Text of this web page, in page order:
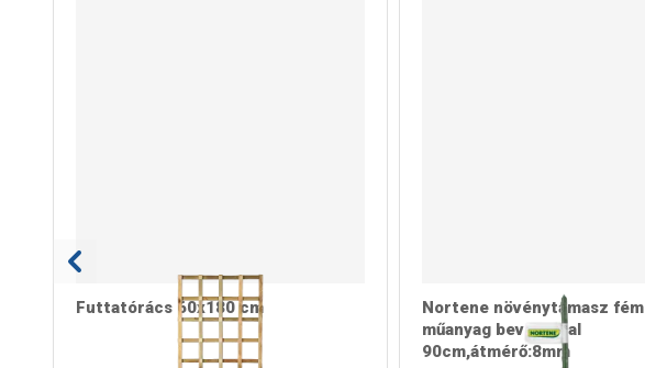
Futtatórács 60x180 cm
Nortene növénytámasz fém
műanyag bevonattal
90cm,átmérő:8mm